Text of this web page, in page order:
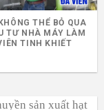
THỂ BỎ QUA
TƯ NHÀ MÁY LÀM
TINH KHIẾT